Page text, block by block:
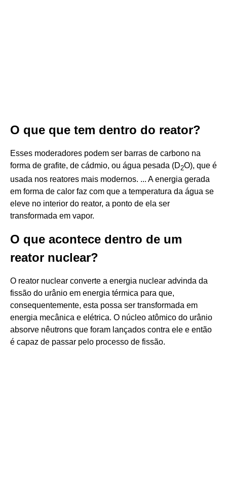
O que que tem dentro do reator?
Esses moderadores podem ser barras de carbono na
forma de grafite, de cádmio, ou água pesada (D2O), que é
usada nos reatores mais modernos. ... A energia gerada
em forma de calor faz com que a temperatura da água se
eleve no interior do reator, a ponto de ela ser
transformada em vapor.
O que acontece dentro de um
reator nuclear?
O reator nuclear converte a energia nuclear advinda da
fissão do urânio em energia térmica para que,
consequentemente, esta possa ser transformada em
energia mecânica e elétrica. O núcleo atômico do urânio
absorve nêutrons que foram lançados contra ele e então
é capaz de passar pelo processo de fissão.